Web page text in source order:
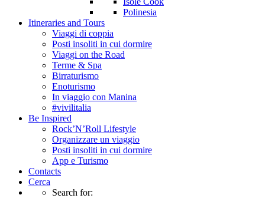
Polinesia
Itineraries and Tours
Viaggi di coppia
Posti insoliti in cui dormire
Viaggi on the Road
Terme & Spa
Birraturismo
Enoturismo
In viaggio con Manina
#vivilitalia
Be Inspired
Rock’N’Roll Lifestyle
Organizzare un viaggio
Posti insoliti in cui dormire
App e Turismo
Contacts
Cerca
Search for: